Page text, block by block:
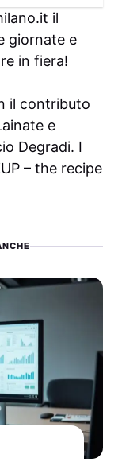
il
giornate e
in fiera!
il contributo
e
Degradi. I
– the recipe